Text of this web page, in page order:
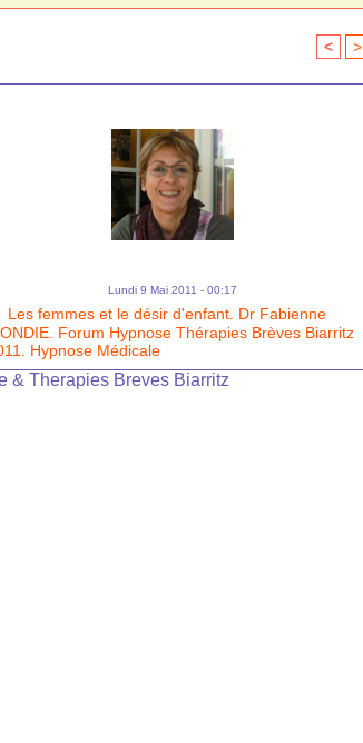
< >
Lundi 9 Mai 2011 - 00:17
Les femmes et le désir d'enfant. Dr Fabienne
Forum Hypnose Thérapies Brèves Biarritz
Hypnose Médicale
& Therapies Breves Biarritz